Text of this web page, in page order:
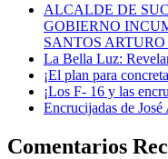
ALCALDE DE
GOBIERNO
SANTOS
La Bella Luz:
¡El plan para
¡Los F- 16 y las
Encrucijadas de
Comentarios